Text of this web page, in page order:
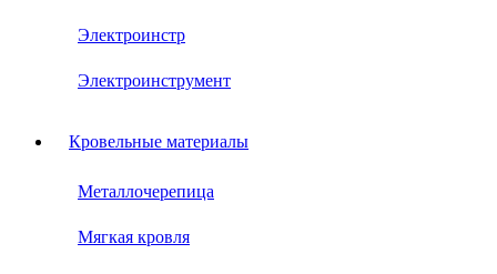
Электроинстр
Электроинструмент
Кровельные материалы
Металлочерепица
Мягкая кровля